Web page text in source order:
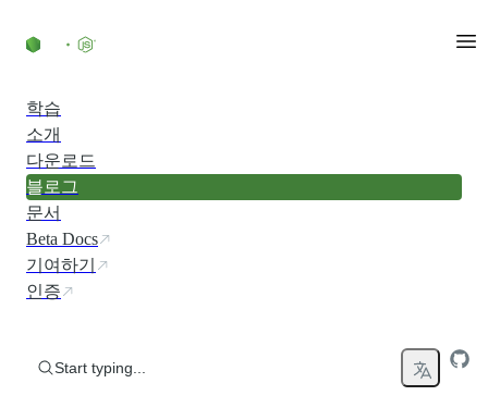
학습
소개
다운로드
블로그
문서
Beta Docs
기여하기
인증
Start typing...